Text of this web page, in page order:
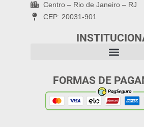
Centro – Rio de Janeiro – RJ
CEP: 20031-901
FORMAS DE